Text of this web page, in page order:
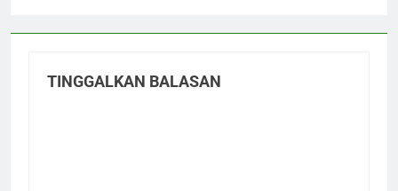
TINGGALKAN BALASAN